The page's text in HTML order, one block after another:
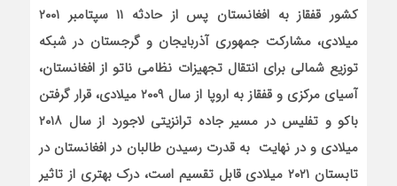
کشور قفقاز به افغانستان پس از حادثه ۱۱ سپتامبر ۲۰۰۱
میلادی، مشارکت جمهوری آذربایجان و گرجستان در شبکه
توزیع شمالی برای انتقال تجهیزات نظامی ناتو از افغانستان،
آسیای مرکزی و قفقاز به اروپا از سال ۲۰۰۹ میلادی، قرار گرفتن
باکو و تفلیس در مسیر جاده ترانزیتی لاجورد از سال ۲۰۱۸
میلادی و در نهایت به قدرت رسیدن طالبان در افغانستان در
تابستان ۲۰۲۱ میلادی قابل تقسیم است، درک بهتری از تاثیر